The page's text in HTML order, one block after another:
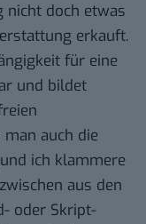
nicht doch etwas
erkauft.
für eine
und bildet
auch die
ich klammere
aus den
oder Skript-